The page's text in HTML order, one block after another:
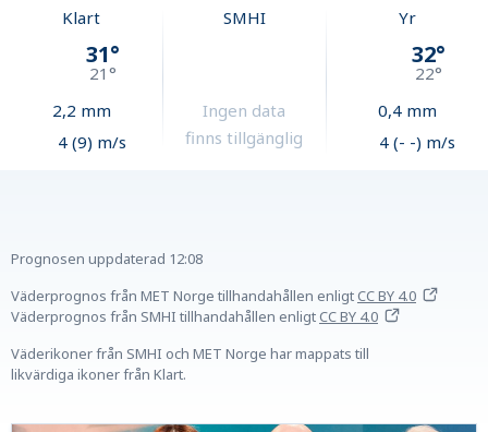
Klart
31°
21°
2,2 mm
4 (9) m/s
SMHI
Ingen data
finns tillgänglig
Yr
32°
22°
0,4mm
4 (- -) m/s
Prognosen uppdaterad 12:08
Väderprognos från MET Norge tillhandahållen enligtCC BY 4.0
Väderprognos från SMHI tillhandahållen enligtCC BY 4.0
Väderikoner från SMHI och MET Norge har mappats till
likvärdiga ikoner från Klart.